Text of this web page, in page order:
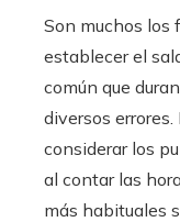
Son muchos los
establecer el
común que
diversos
considerar los
al contar las
más habituales